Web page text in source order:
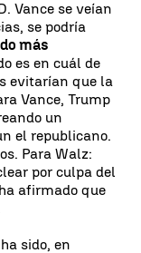
Vance se veían
se podría
más
es en cuál de
evitarían que la
Vance, Trump
un
el republicano.
Para Walz:
por culpa del
afirmado que
sido, en